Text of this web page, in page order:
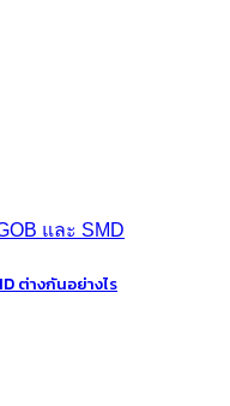
ต่างกันอย่างไร